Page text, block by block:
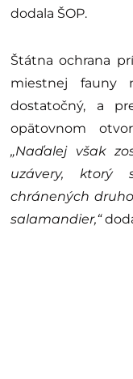
dodala ŠOP.
Štátna ochrana
miestnej fauny
dostatočný, a
opätovnom
„Naďalej však
uzávery, ktorý
chránených
salamandier,“